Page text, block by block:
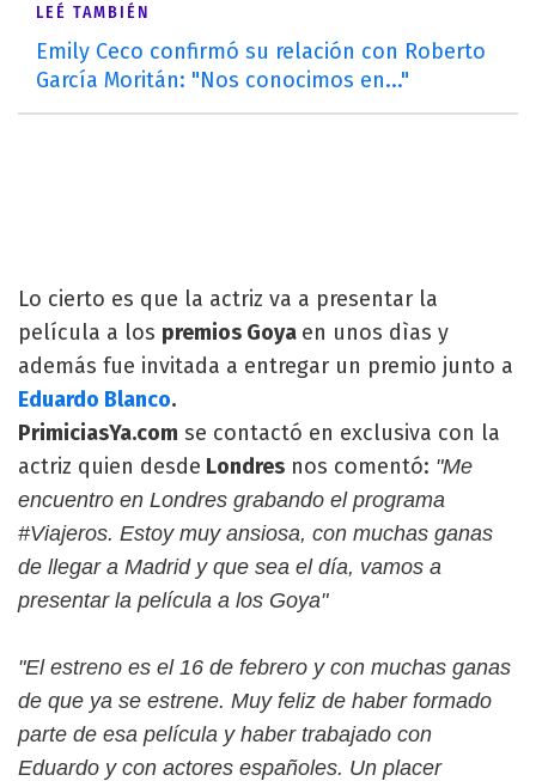
LEÉ TAMBIÉN
Emily Ceco confirmó su relación con Roberto
García Moritán: "Nos conocimos en..."
Lo cierto es que la actriz va a presentar la
película a los premios Goya en unos dìas y
además fue invitada a entregar un premio junto a
Eduardo Blanco.
PrimiciasYa.com se contactó en exclusiva con la
actriz quien desde Londres nos comentó: "Me
encuentro en Londres grabando el programa
#Viajeros. Estoy muy ansiosa, con muchas ganas
de llegar a Madrid y que sea el día, vamos a
presentar la película a los Goya"
"El estreno es el 16 de febrero y con muchas ganas
de que ya se estrene. Muy feliz de haber formado
parte de esa película y haber trabajado con
Eduardo y con actores españoles. Un placer